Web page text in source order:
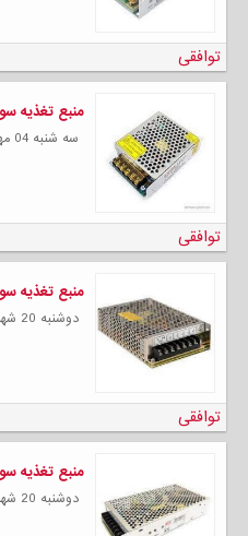
توافقی
منبع تغذیه سوئیچینگ
سه شنبه 04 مهر 1402
توافقی
منبع تغذیه سوئیچینگ
دوشنبه 20 شهریور 1402
توافقی
منبع تغذیه سوئیچینگ
دوشنبه 20 شهریور 1402